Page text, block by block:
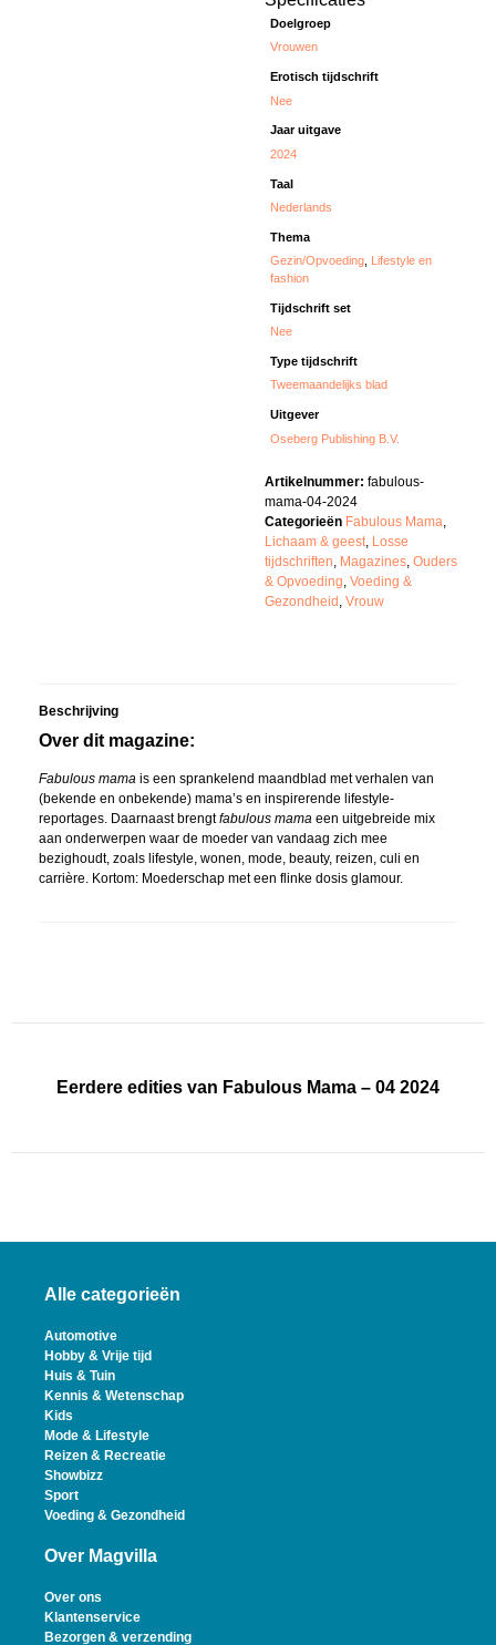
Doelgroep
Vrouwen
Erotisch tijdschrift
Nee
Jaar uitgave
2024
Taal
Nederlands
Thema
Gezin/Opvoeding Lifestyle en
fashion
Tijdschrift set
Nee
Type tijdschrift
Tweemaandelijks blad
Uitgever
Oseberg Publishing B.V.
Artikelnummer: fabulous-
mama-04-2024
Categorieën Fabulous Mama,
Lichaam & geest, Losse
tijdschriften, Magazines, Ouders
& Opvoeding, Voeding &
Gezondheid , Vrouw
Beschrijving
Over dit magazine:
Fabulous mama is een sprankelend maandblad met verhalen van
(bekende en onbekende) mama’s en inspirerende lifestyle-
reportages. Daarnaast brengtfabulous mama een uitgebreide mix
aan onderwerpen waar de moeder van vandaag zich mee
bezighoudt, zoals lifestyle, wonen, mode, beauty, reizen, culi en
carrière. Kortom: Moederschap met een flinke dosis glamour.
Eerdere edities van Fabulous Mama – 04 2024
Alle categorieën
Automotive
Hobby & Vrije tijd
Huis & Tuin
Kennis & Wetenschap
Kids
Mode & Lifestyle
Reizen & Recreatie
Showbizz
Sport
Voeding & Gezondheid
Over Magvilla
Over ons
Klantenservice
Bezorgen & verzending